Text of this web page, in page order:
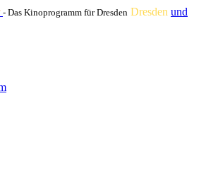
- Das Kinoprogramm für Dresden Dresden und